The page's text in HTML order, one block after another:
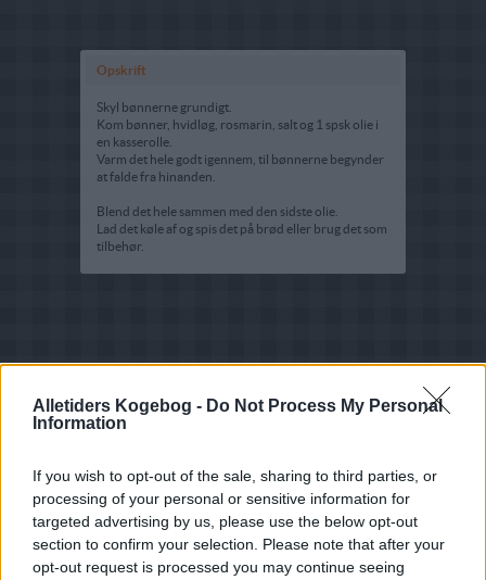
Alletiders Kogebog - Do Not Process My Personal
Information
If you wish to opt-out of the sale, sharing to third parties, or
processing of your personal or sensitive information for
targeted advertising by us, please use the below opt-out
section to confirm your selection. Please note that after your
opt-out request is processed you may continue seeing
Opskrift
Skyl bønnerne grundigt.
Kom bønner, hvidløg, rosmarin, salt og 1 spsk olie i
en kasserolle.
Varm det hele godt igennem, til bønnerne begynder
at falde fra hinanden.
Blend det hele sammen med den sidste olie.
Lad det køle af og spis det på brød eller brug det som
tilbehør.